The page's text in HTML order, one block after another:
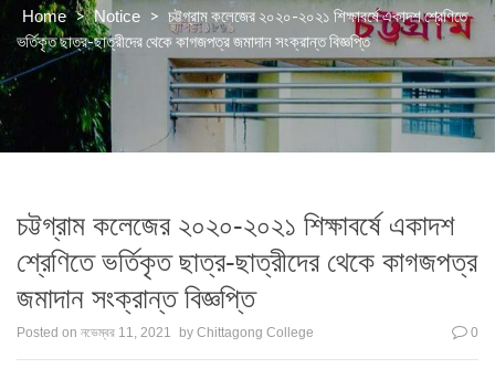
Home > Notice > চট্টগ্রাম কলেজের ২০২০-২০২১ শিক্ষাবর্ষে একাদশ শ্রেণিতে
ভর্তিকৃত ছাত্র-ছাত্রীদের থেকে কাগজপত্র জমাদান সংক্রান্ত বিজ্ঞপ্তি
চট্টগ্রাম কলেজের ২০২০-২০২১ শিক্ষাবর্ষে একাদশ
শ্রেণিতে ভর্তিকৃত ছাত্র-ছাত্রীদের থেকে কাগজপত্র
জমাদান সংক্রান্ত বিজ্ঞপ্তি
Posted on নভেম্বর 11, 2021 by Chittagong College 0